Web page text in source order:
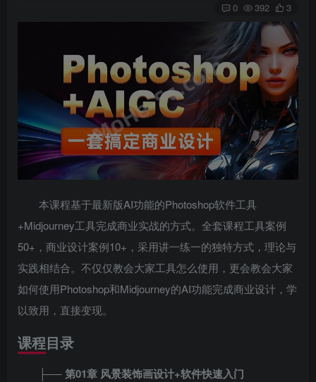
0 392 3
本课程基于最新版AI功能的Photoshop软件工具
+Midjourney工具完成商业实战的方式。全套课程工具案例
50+，商业设计案例10+，采用讲一练一的独特方式，理论与
实践相结合。不仅仅教会大家工具怎么使用，更会教会大家
如何使用Photoshop和Midjourney的AI功能完成商业设计，学
以致用，直接变现。
课程目录
├──第01章 风景装饰画设计+软件快速入门